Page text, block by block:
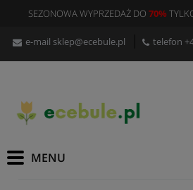
SEZONOWA WYPRZEDAŻ DO 70%
e-mail sklep@ecebule.pl telefon